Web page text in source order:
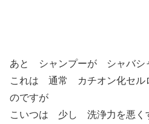
あと シャンプーが シャバシ
これは 通常 カチオン化セル
のですが
こいつは 少し 洗浄力を悪く